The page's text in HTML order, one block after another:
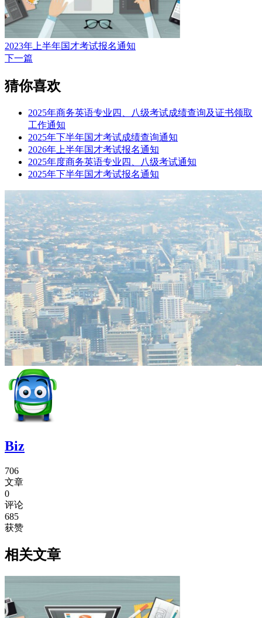
2023年上半年国才考试报名通知
下一篇
猜你喜欢
2025年商务英语专业四、八级考试成绩查询及证书领取
工作通知
2025年下半年国才考试成绩查询通知
2026年上半年国才考试报名通知
2025年度商务英语专业四、八级考试通知
2025年下半年国才考试报名通知
Biz
706
文章
0
评论
685
获赞
相关文章